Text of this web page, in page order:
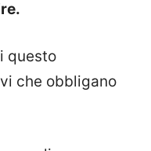
questo
che obbligano